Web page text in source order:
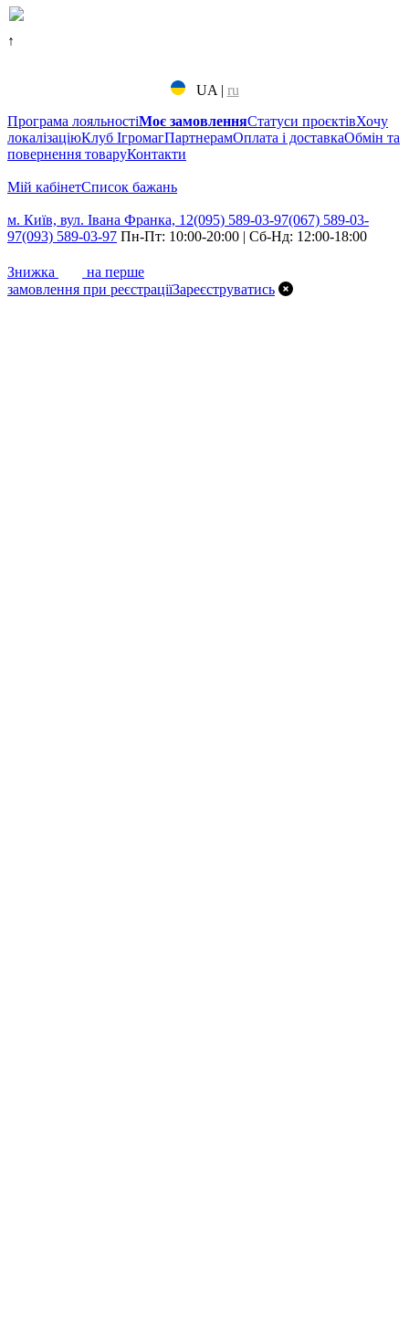
↑
UA | ru
Програма лояльностіМоє замовленняСтатуси проєктівХочу
локалізаціюКлуб ІгромагПартнерамОплата і доставкаОбмін та
повернення товаруКонтакти
Мій кабінетCписок бажань
м. Київ, вул. Івана Франка, 12(095) 589-03-97(067) 589-03-
97(093) 589-03-97 Пн-Пт: 10:00-20:00 | Сб-Нд: 12:00-18:00
Знижка
на перше
замовлення при реєстраціїЗареєструватись